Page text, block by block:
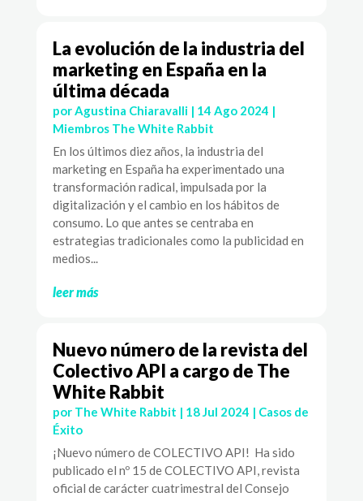
La evolución de la industria del
marketing en España en la
última década
porAgustina Chiaravalli| 14 Ago 2024 |
Miembros The White Rabbit
En los últimos diez años, la industria del
marketing en España ha experimentado una
transformación radical, impulsada por la
digitalización y el cambio en los hábitos de
consumo. Lo que antes se centraba en
estrategias tradicionales como la publicidad en
medios...
leer más
Nuevo número de la revista del
Colectivo API a cargo de The
White Rabbit
por The White Rabbit | 18 Jul 2024 | Casos de
Éxito
¡Nuevo número de COLECTIVO API! Ha sido
publicado el nº 15 de COLECTIVO API, revista
oficial de carácter cuatrimestral del Consejo